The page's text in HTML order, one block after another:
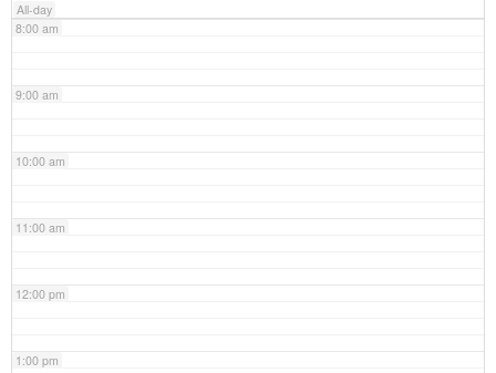
All-day
8:00 am
9:00 am
10:00 am
11:00 am
12:00 pm
1:00 pm